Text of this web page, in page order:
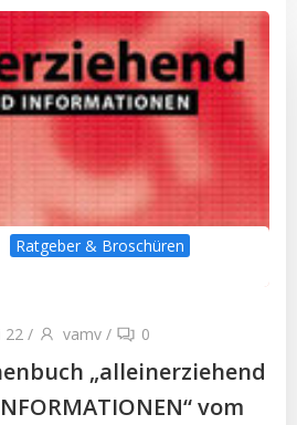
Ratgeber & Broschüren
22 / vamv / 0
„alleinerziehend
vom